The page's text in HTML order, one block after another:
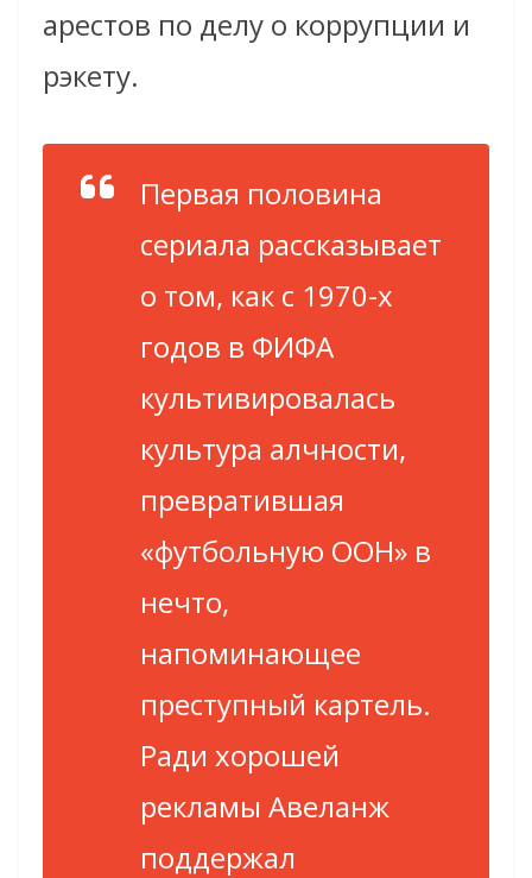
арестов по делу о коррупции и
рэкету.
Первая половина
сериала рассказывает
о том, как с 1970-х
годов в ФИФА
культивировалась
культура алчности,
превратившая
«футбольную ООН» в
нечто,
напоминающее
преступный картель.
Ради хорошей
рекламы Авеланж
поддержал